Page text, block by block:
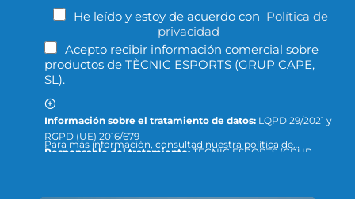
He leído y estoy de acuerdo con Política de
privacidad
Acepto recibir información comercial sobre
productos de TÈCNIC ESPORTS (GRUP CAPE,
SL).
Información sobre el tratamiento de datos: LQPD 29/2021 y
RGPD (UE) 2016/679
Responsable del tratamiento:
Para más información, consultad nuestra política de